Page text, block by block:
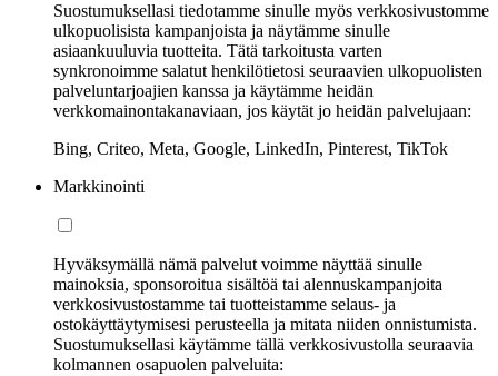
Suostumuksellasi tiedotamme sinulle myös verkkosivustomme
ulkopuolisista kampanjoista ja näytämme sinulle
asiaankuuluvia tuotteita. Tätä tarkoitusta varten
synkronoimme salatut henkilötietosi seuraavien ulkopuolisten
palveluntarjoajien kanssa ja käytämme heidän
verkkomainontakanaviaan, jos käytät jo heidän palvelujaan:
Bing, Criteo, Meta, Google, LinkedIn, Pinterest, TikTok
Markkinointi
Hyväksymällä nämä palvelut voimme näyttää sinulle
mainoksia, sponsoroitua sisältöä tai alennuskampanjoita
verkkosivustostamme tai tuotteistamme selaus- ja
ostokäyttäytymisesi perusteella ja mitata niiden onnistumista.
Suostumuksellasi käytämme tällä verkkosivustolla seuraavia
kolmannen osapuolen palveluita: